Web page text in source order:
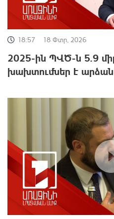
18:57 18 Փտր, 2026
2025-ին ՊՎԾ-ն 5.9
խախտումներ է